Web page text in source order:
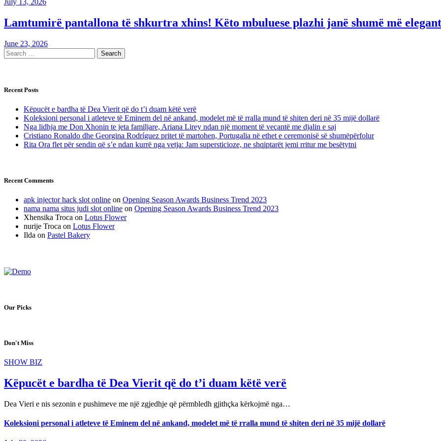
July 13, 2026
Lamtumirë pantallona të shkurtra xhins! Këto mbuluese plazhi janë shumë më
June 23, 2026
Recent Posts
Këpucët e bardha të Dea Vierit që do t’i duam këtë verë
Koleksioni personal i atleteve të Eminem del në ankand, modelet më të rralla mund të shiten deri në 35 mijë dollarë
Nga lidhja me Don Xhonin te jeta familjare, Ariana Lirey ndan një moment të veçantë me djalin e saj
Cristiano Ronaldo dhe Georgina Rodríguez pritet të martohen, Portugalia në ethet e ceremonisë së shumëpërfolur
Rita Ora flet për sendin që s’e ndan kurrë nga vetja: Jam supersticioze, ne shqiptarët jemi rritur me besëtytni
Recent Comments
apk injector hack slot online on Opening Season Awards Business Trend 2023
nama nama situs judi slot online on Opening Season Awards Business Trend 2023
Xhensika Troca on Lotus Flower
nurije Troca on Lotus Flower
Ilda on Pastel Bakery
Our Picks
Don't Miss
SHOW BIZ
Këpucët e bardha të Dea Vierit që do t’i duam këtë verë
Dea Vieri e nis sezonin e pushimeve me një zgjedhje që përmbledh gjithçka kërkojmë nga…
Koleksioni personal i atleteve të Eminem del në ankand, modelet më të rralla mund të shiten deri në 35 mijë dollarë